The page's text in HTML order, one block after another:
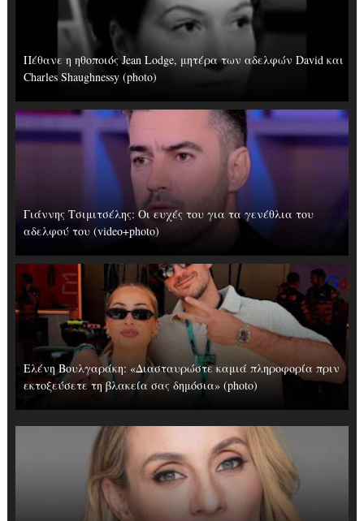
Πέθανε η ηθοποιός Jean Lodge, μητέρα των αδελφών David και
Charles Shaughnessy (photo)
Γιάννης Τσιμιτσέλης: Οι ευχές του για τα γενέθλια του
αδελφού του (video+photo)
Ελένη Βουλγαράκη: «Διασταυρώστε καμιά πληροφορία πριν
εκτοξεύσετε τη βλακεία σας δημόσια» (photo)